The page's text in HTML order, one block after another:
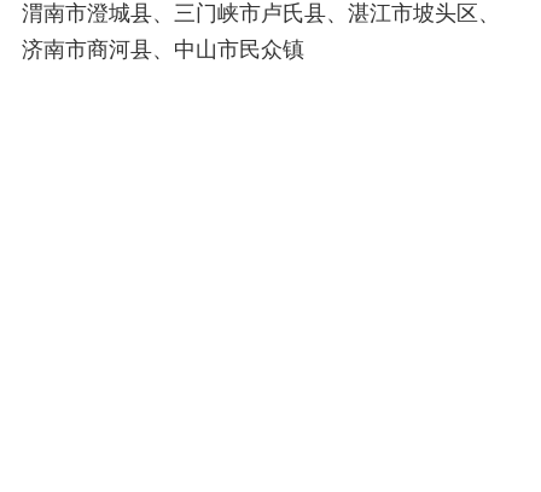
渭南市澄城县、三门峡市卢氏县、湛江市坡头区、
济南市商河县、中山市民众镇